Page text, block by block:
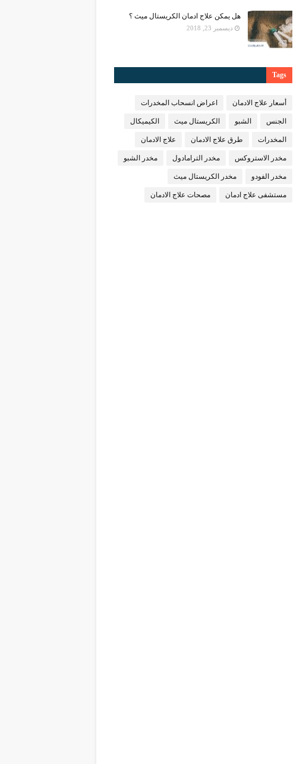
الكيميكال.
هل يمكن علاج ادمان الكريستال ميث ؟
ديسمبر 23, 2018
Tags
أسعار علاج الادمان اعراض انسحاب المخدرات
الجنس الشبو الكريستال ميث الكيميكال
المخدرات طرق علاج الادمان علاج الادمان
مخدر الاستروكس مخدر الترامادول مخدر الشبو
مخدر الفودو مخدر الكريستال ميث
مستشفى علاج ادمان مصحات علاج الادمان